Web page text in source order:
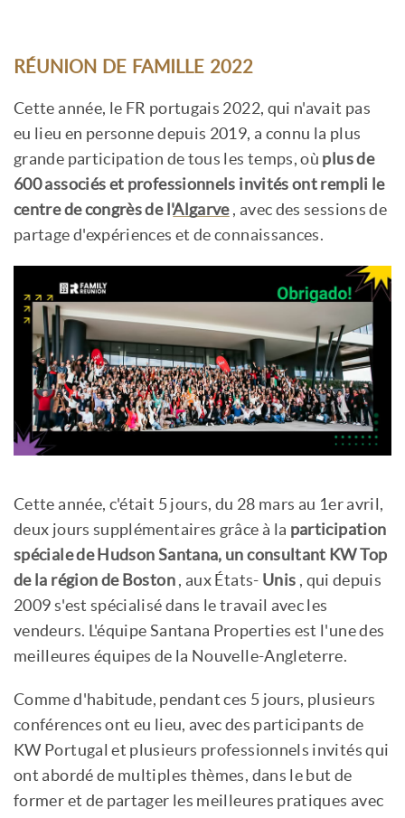
RÉUNION DE FAMILLE 2022
Cette année, le FR portugais 2022, qui n'avait pas
eu lieu en personne depuis 2019, a connu la plus
grande participation de tous les temps, où plus de
600 associés et professionnels invités ont rempli le
centre de congrès de l'Algarve, avec des sessions de
partage d'expériences et de connaissances.
Cette année, c'était 5 jours, du 28 mars au 1er avril,
deux jours supplémentaires grâce à la participation
spéciale de Hudson Santana, un consultant KW Top
de la région de Boston, aux États- Unis , qui depuis
2009 s'est spécialisé dans le travail avec les
vendeurs. L'équipe Santana Properties est l'une des
meilleures équipes de la Nouvelle-Angleterre.
Comme d'habitude, pendant ces 5 jours, plusieurs
conférences ont eu lieu, avec des participants de
KW Portugal et plusieurs professionnels invités qui
ont abordé de multiples thèmes, dans le but de
former et de partager les meilleures pratiques avec